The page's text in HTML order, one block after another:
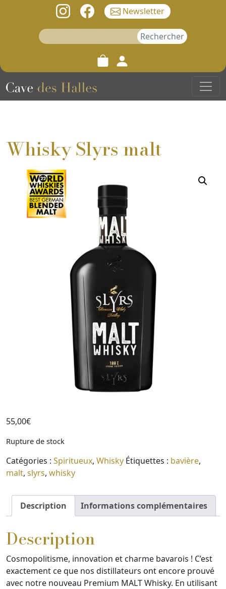
Newsletter
Rechercher :
Whisky Slyrs malt
55,00€
Rupture de stock
Catégories : Spiritueux, Whisky Étiquettes : bavière,
malt, slyrs, whisky
Description Informations complémentaires
Description
Cosmopolitisme, innovation et charme bavarois ! C’est
exactement ce que nos distillateurs ont encore prouvé
avec notre nouveau Premium MALT Whisky. En utilisant